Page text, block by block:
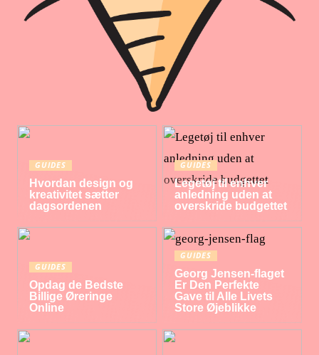
GUIDES
Hvordan design og
kreativitet sætter
dagsordenen
GUIDES
Legetøj til enhver
anledning uden at
overskride budgettet
GUIDES
Opdag de Bedste
Billige Øreringe
Online
GUIDES
Georg Jensen-flaget
Er Den Perfekte
Gave til Alle Livets
Store Øjeblikke